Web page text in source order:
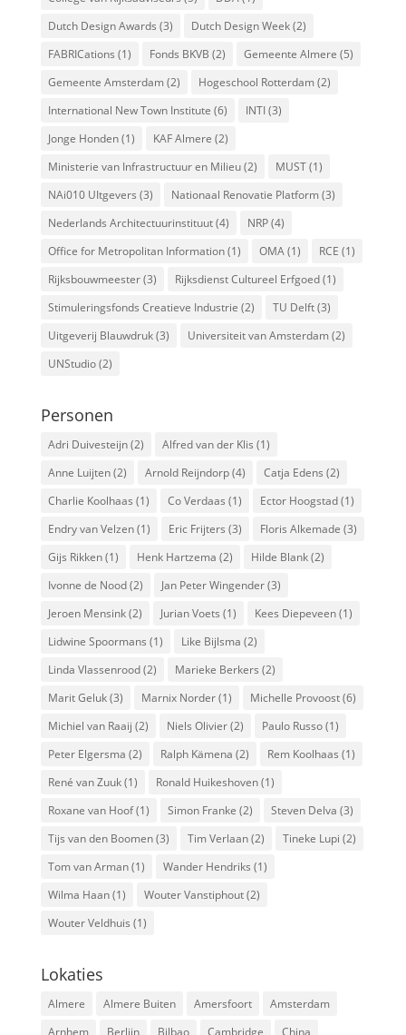
Dutch Design Awards (3) Dutch Design Week(2)
FABRICations (1) Fonds BKVB (2) Gemeente Almere (5)
Gemeente Amsterdam(2) Hogeschool Rotterdam(2)
International New Town Institute (6) INTI(3)
Jonge Honden(1) KAF Almere (2)
Ministerie van Infrastructuur en Milieu(2) MUST(1)
NAi010 UItgevers (3) Nationaal Renovatie Platform(3)
Nederlands Architectuurinstituut(4) NRP(4)
Office for Metropolitan Information(1) OMA(1) RCE (1)
Rijksbouwmeester(3) Rijksdienst Cultureel Erfgoed(1)
Stimuleringsfonds Creatieve Industrie (2) TU Delft(3)
Uitgeverij Blauwdruk(3) Universiteit van Amsterdam(2)
UNStudio(2)
Personen
Adri Duivesteijn(2) Alfred van der Klis (1)
Anne Luijten(2) Arnold Reijndorp(4) Catja Edens (2)
Charlie Koolhaas (1) Co Verdaas (1) Ector Hoogstad(1)
Endry van Velzen(1) Eric Frijters (3) Floris Alkemade (3)
Gijs Rikken(1) Henk Hartzema (2) Hilde Blank(2)
Ivonne de Nood(2) Jan Peter Wingender(3)
Jeroen Mensink(2) Jurian Voets (1) Kees Diepeveen(1)
Lidwine Spoormans (1) Like Bijlsma (2)
Linda Vlassenrood(2) Marieke Berkers (2)
Marit Geluk(3) Marnix Norder(1) Michelle Provoost(6)
Michiel van Raaij (2) Niels Olivier(2) Paulo Russo(1)
Peter Elgersma (2) Ralph Kämena (2) Rem Koolhaas (1)
René van Zuuk(1) Ronald Huikeshoven(1)
Roxane van Hoof(1) Simon Franke (2) Steven Delva (3)
Tijs van den Boomen(3) Tim Verlaan(2) Tineke Lupi (2)
Tom van Arman(1) Wander Hendriks (1)
Wilma Haan(1) Wouter Vanstiphout(2)
Wouter Veldhuis (1)
Lokaties
Almere Almere Buiten Amersfoort
Amsterdam
Arnhem
Berlijn Bilbao Cambridge China